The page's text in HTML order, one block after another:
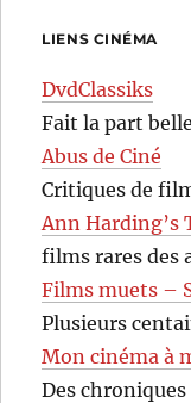
LIENS CINÉMA
DvdClassiks
Fait la part
Abus de Ciné
Critiques de
Ann Harding’s
films rares des
Films muets –
Plusieurs
Mon cinéma à
Des